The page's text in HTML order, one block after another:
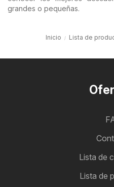
grandes o pequeñas.
Inicio Lista de
Lista de
Lista de